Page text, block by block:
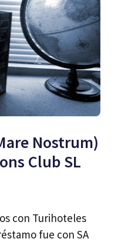
Nostrum)
Club SL
con Turihoteles
fue con SA